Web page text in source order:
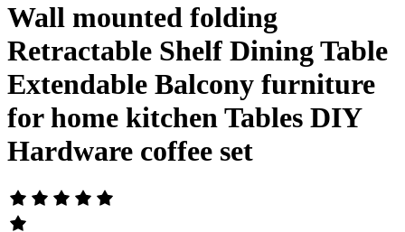
Wall mounted folding
Retractable Shelf Dining Table
Extendable Balcony furniture
for home kitchen Tables DIY
Hardware coffee set